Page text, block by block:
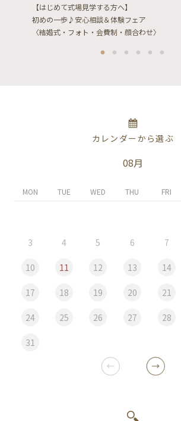
【はじめて式場見学する方へ】
初めの一歩♪安心相談＆体験フェア
〈結婚式・フォト・会費制・顔合わせ〉
カレンダーから選ぶ
08月
MON TUE WED THU FRI
3 4 5 6 7
10 11 12 13 14
17 18 19 20 21
24 25 26 27 28
31